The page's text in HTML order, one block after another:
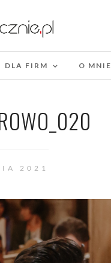
DLA FIRM O MNIE
2021